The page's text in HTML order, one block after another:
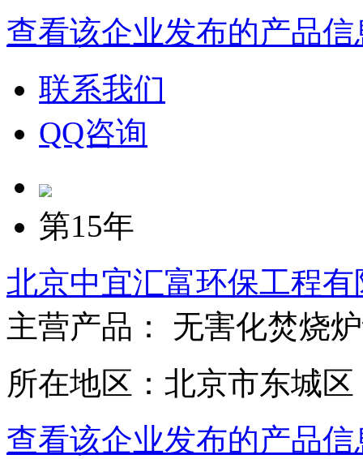
查看该企业发布的产品信
联系我们
QQ咨询
第15年
北京中宜汇富环保工程有
主营产品： 无害化焚烧
所在地区：北京市东城区
查看该企业发布的产品信